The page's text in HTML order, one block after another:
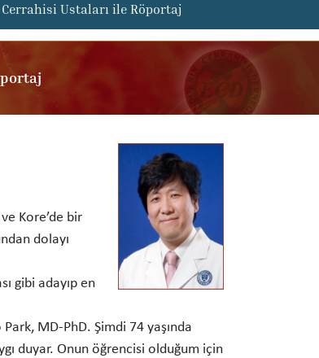
Ustaları ile Röportaj
Kore’de bir
dolayı
gibi adayıp en
MD-PhD. Şimdi 74 yaşında
duyar. Onun öğrencisi olduğum için